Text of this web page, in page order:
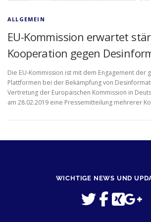
ALLGEMEIN
EU-Kommission erwartet
Kooperation gegen
Die EU-Kommission ist mit dem Engagement der
Plattformen bei der Bekämpfung von
Vertretung der Europäischen Kommission in
am 28.02.2019 eine Pressemitteilung mehrerer
WICHTIGE NEWS UND